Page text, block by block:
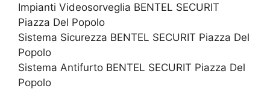
Impianti Videosorveglia BENTEL SECURIT
Piazza Del Popolo
Sistema Sicurezza BENTEL SECURIT Piazza Del
Popolo
Sistema Antifurto BENTEL SECURIT Piazza Del
Popolo